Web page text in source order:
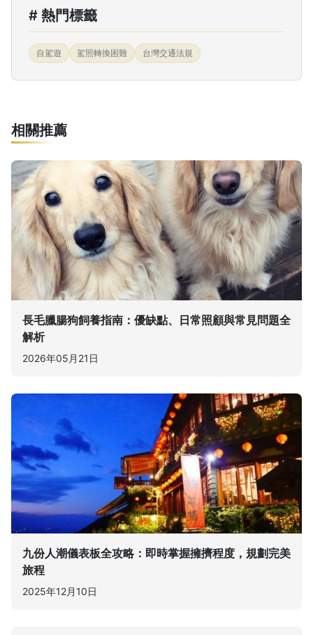
# 熱門標籤
自駕遊 駕照轉換困難 台灣交通法規
相關推薦
長毛臘腸狗飼養指南：優缺點、日常照顧與常見問題全
解析
2026年05月21日
九份人潮儀表板全攻略：即時掌握擁擠程度，規劃完美
旅程
2025年12月10日